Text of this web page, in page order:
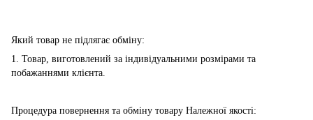
Який товар не підлягає обміну:
1. Товар, виготовлений за індивідуальними розмірами та
побажаннями клієнта.
Процедура повернення та обміну товару Належної якості: